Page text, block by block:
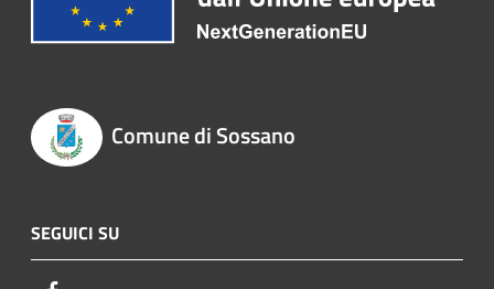
Comune di Sossano
SEGUICI SU